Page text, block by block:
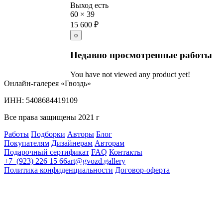
Выход есть
60 × 39
15 600 ₽
Недавно просмотренные работы
You have not viewed any product yet!
Онлайн-галерея «Гвоздь»
ИНН: 5408684419109
Все права защищены 2021 г
Работы Подборки Авторы Блог
Покупателям Дизайнерам Авторам
Подарочный сертификат FAQ Контакты
+7 (923) 226 15 66art@gvozd.gallery
Политика конфиденциальности Договор-оферта